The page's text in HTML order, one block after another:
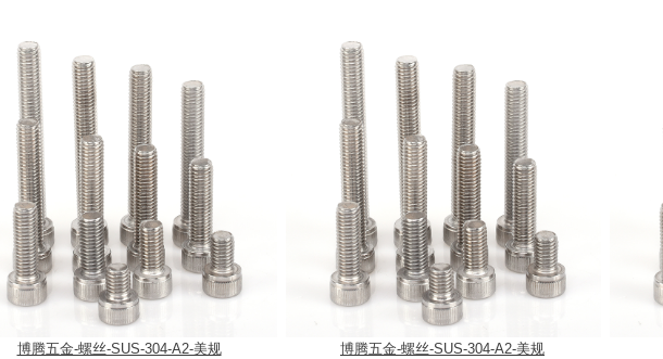
博腾五金-螺丝-SUS-304-A2-美规
博腾五金-螺丝-SUS-304-A2-美规